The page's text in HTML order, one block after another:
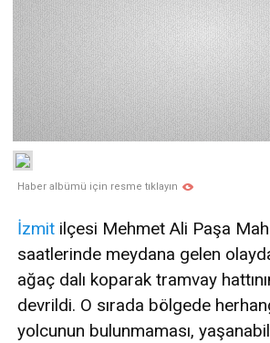
Haber albümü için resme tıklayın
İzmit ilçesi Mehmet Ali Paşa
saatlerinde meydana gelen
ağaç dalı koparak tramvay
devrildi. O sırada bölgede
yolcunun bulunmaması,